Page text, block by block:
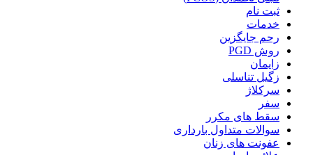
ثبت نام
خدمات
رحم جایگزین
روش PGD
زایمان
زگیل تناسلی
سرکلاژ
سفر
سقط های مکرر
سوالات متداول بارداری
عفونت های زنان